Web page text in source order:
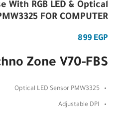
With RGB LED & Optical
FOR COMPUTER
EGP
Zone V70-FBS
Optical LED Sensor PMW3325
Adjustable DPI